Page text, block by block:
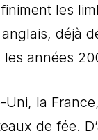
les
déjà
années
la
de fée.